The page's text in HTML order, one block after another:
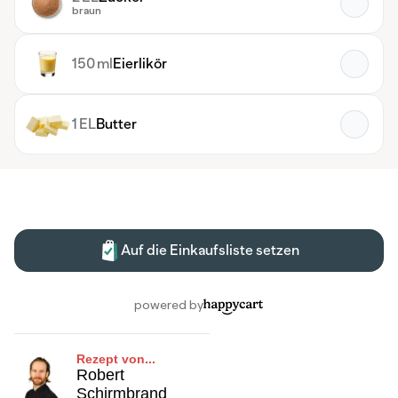
Rezept von...
Robert
Schirmbrand